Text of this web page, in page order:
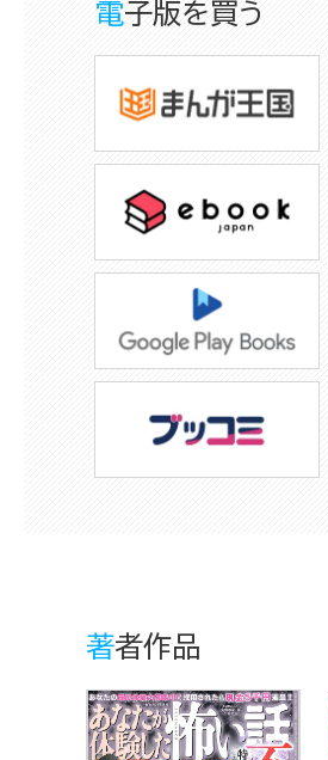
電子版を買う
著者作品